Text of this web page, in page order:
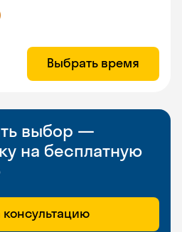
Выбрать время
выбор —
на бесплатную
консультацию